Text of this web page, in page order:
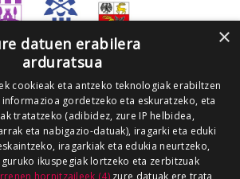
×
datuen erabilera
arduratsua
cookieak eta antzeko teknologiak erabiltzen
gordetzeko eta eskuratzeko, eta
tratatzeko (adibidez, zure IP helbidea,
eta nabigazio-datuak), iragarki eta eduki
iragarkiak eta edukia neurtzeko,
ikuspegiak lortzeko eta zerbitzuak
hornitzaileek (4)zure datuak ere trata